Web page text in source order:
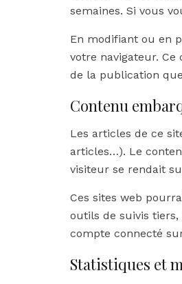
semaines. Si vous
En modifiant ou en
votre navigateur.
de la publication
Contenu
Les articles de ce
articles…). Le
visiteur se rendait
Ces sites web
outils de suivis tiers,
compte connecté
Statistiques et